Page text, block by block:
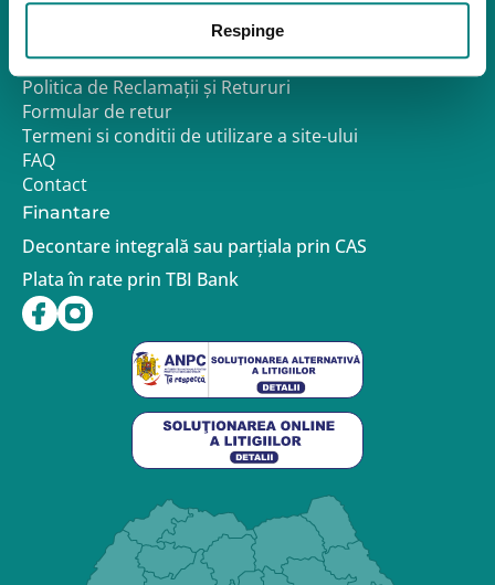
Respinge
Despre noi
Politica de confidentialitate – GDPR
Politica de Cookies
Politica de Reclamații și Retururi
Formular de retur
Termeni si conditii de utilizare a site-ului
FAQ
Contact
Finantare
Decontare integrală sau parțiala prin CAS
Plata în rate prin TBI Bank